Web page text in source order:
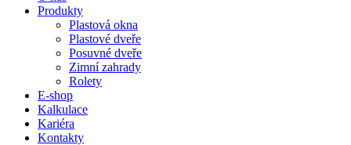
Produkty
Plastová okna
Plastové dveře
Posuvné dveře
Zimní zahrady
Rolety
E-shop
Kalkulace
Kariéra
Kontakty